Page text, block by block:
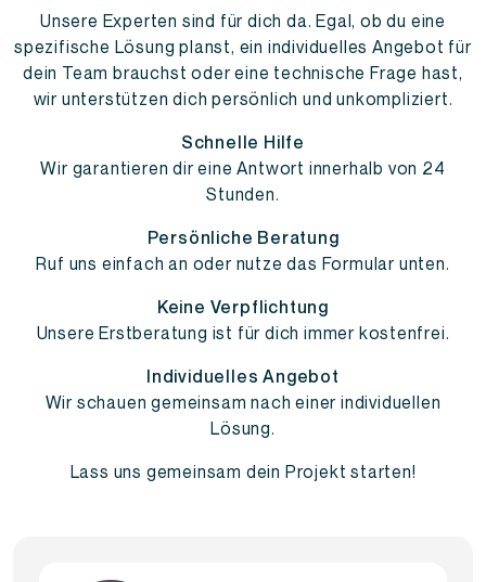
Unsere Experten sind für dich da. Egal, ob du eine
spezifische Lösung planst, ein individuelles Angebot für
dein Team brauchst oder eine technische Frage hast,
wir unterstützen dich persönlich und unkompliziert.
Schnelle Hilfe
Wir garantieren dir eine Antwort innerhalb von 24
Stunden.
Persönliche Beratung
Ruf uns einfach an oder nutze das Formular unten.
Keine Verpflichtung
Unsere Erstberatung ist für dich immer kostenfrei.
Individuelles Angebot
Wir schauen gemeinsam nach einer individuellen
Lösung.
Lass uns gemeinsam dein Projekt starten!